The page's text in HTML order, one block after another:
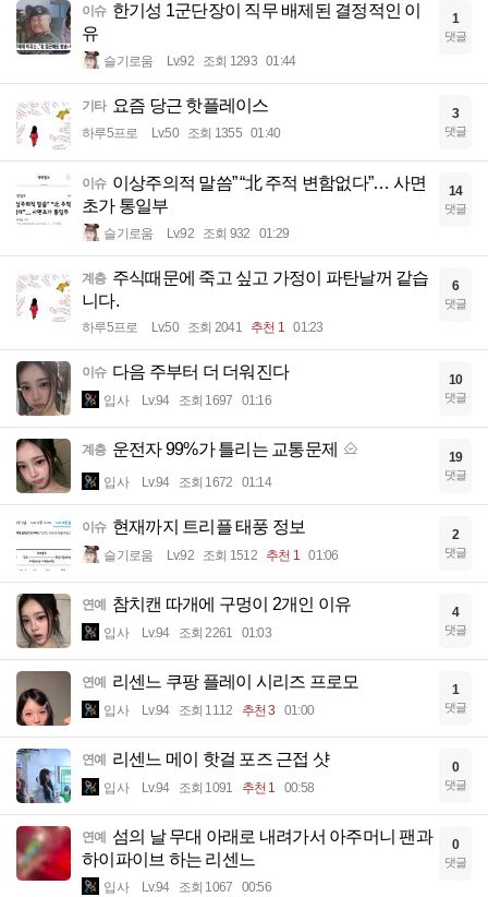
이슈 한기성 1군단장이 직무 배제된 결정적인 이
유
슬기로움 Lv.92 조회 1293 01:44
1
댓글
기타 요즘 당근 핫플레이스
하루5프로 Lv.50 조회 1355 01:40
3
댓글
이슈 이상주의적 말씀” “北 주적 변함없다”… 사면
초가 통일부
슬기로움 Lv.92 조회 932 01:29
14
댓글
계층 주식때문에 죽고 싶고 가정이 파탄날꺼 같습
니다.
하루5프로 Lv.50 조회 2041 추천 1 01:23
6
댓글
이슈 다음 주부터 더 더워진다
입사 Lv.94 조회 1697 01:16
10
댓글
계층 운전자 99%가 틀리는 교통문제
입사 Lv.94 조회 1672 01:14
19
댓글
이슈 현재까지 트리플 태풍 정보
슬기로움 Lv.92 조회 1512 추천 1 01:06
2
댓글
연예 참치캔 따개에 구멍이 2개인 이유
입사 Lv.94 조회 2261 01:03
4
댓글
연예 리센느 쿠팡 플레이 시리즈 프로모
입사 Lv.94 조회 1112 추천 3 01:00
1
댓글
연예 리센느 메이 핫걸 포즈 근접 샷
입사 Lv.94 조회 1091 추천 1 00:58
0
댓글
연예
섬의 날 무대 아래로 내려가서 아주머니 팬과
하이파이브 하는 리센느
입사 Lv.94 조회 1067 00:56
0
댓글